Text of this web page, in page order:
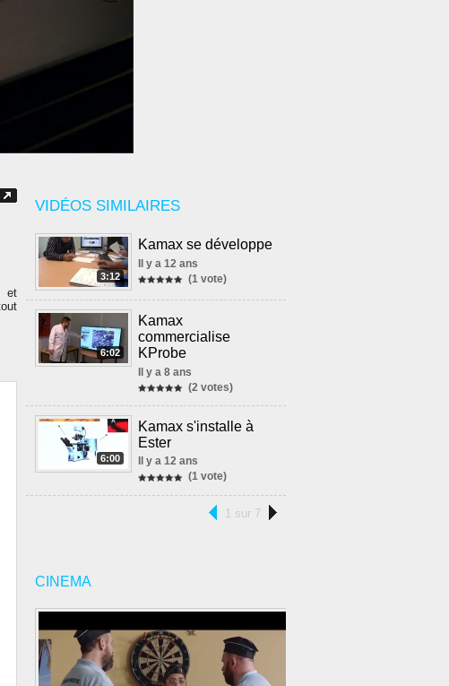
VIDÉOS SIMILAIRES
3:12
Kamax se développe
Il y a 12 ans
(1 vote)
6:02
Kamax
commercialise
KProbe
Il y a 8 ans
(2 votes)
6:00
Kamax s'installe à
Ester
Il y a 12 ans
(1 vote)
1 sur 7
CINEMA
et